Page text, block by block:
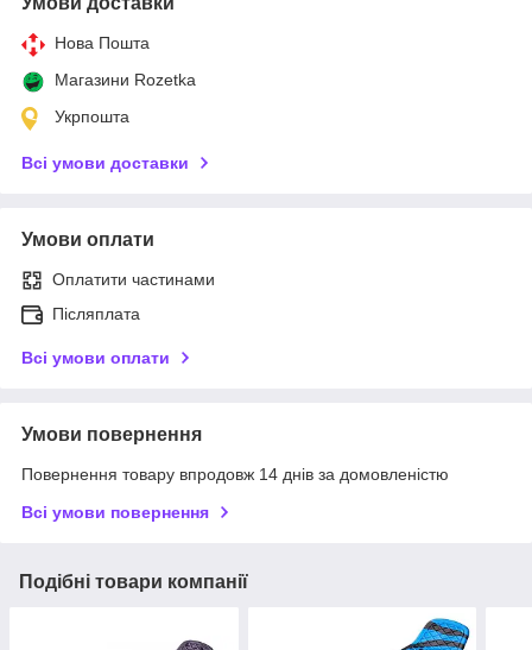
Нова Пошта
Магазини Rozetka
Укрпошта
Всі умови доставки
Умови оплати
Оплатити частинами
Післяплата
Всі умови оплати
Умови повернення
Повернення товару впродовж 14 днів за домовленістю
Всі умови повернення
Подібні товари компанії